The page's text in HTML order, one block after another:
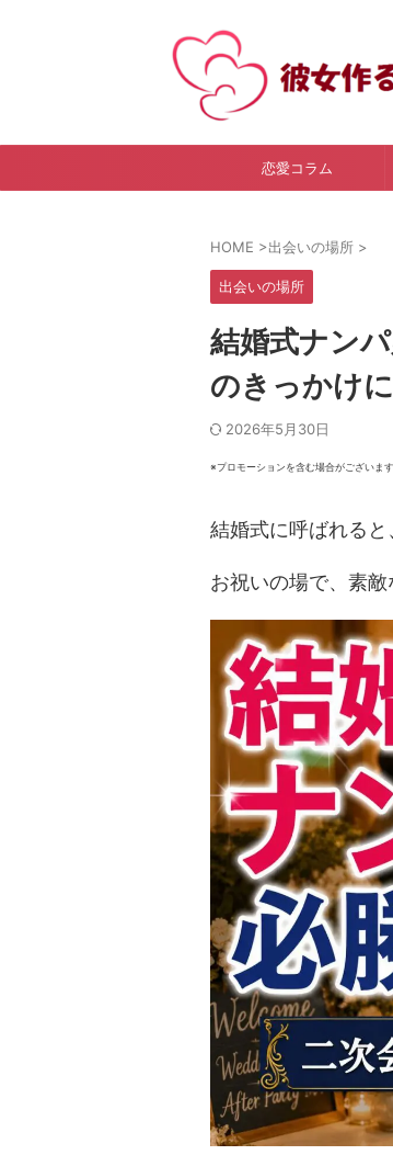
恋愛コラム
HOME >出会いの場所 >
出会いの場所
結婚式ナン
のきっかけ
2026年5月30日
※プロモーションを含む場合がございます
結婚式に呼ばれると
お祝いの場で、素敵